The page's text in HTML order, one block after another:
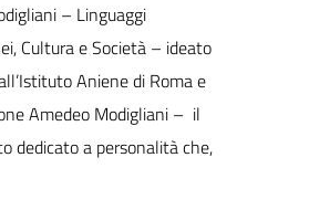
– Linguaggi
Cultura e Società – ideato
Aniene di Roma e
Amedeo Modigliani – il
dedicato a personalità che,